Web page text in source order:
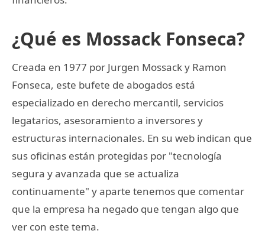
¿Qué es Mossack Fonseca?
Creada en 1977 por Jurgen Mossack y Ramon
Fonseca, este bufete de abogados está
especializado en derecho mercantil, servicios
legatarios, asesoramiento a inversores y
estructuras internacionales. En su web indican que
sus oficinas están protegidas por "tecnología
segura y avanzada que se actualiza
continuamente" y aparte tenemos que comentar
que la empresa ha negado que tengan algo que
ver con este tema.